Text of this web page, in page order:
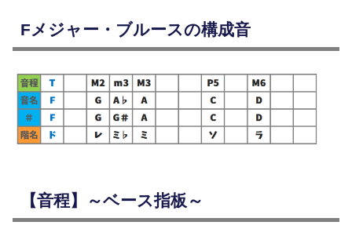
Fメジャー・ブルースの構成音
【音程】～ベース指板～